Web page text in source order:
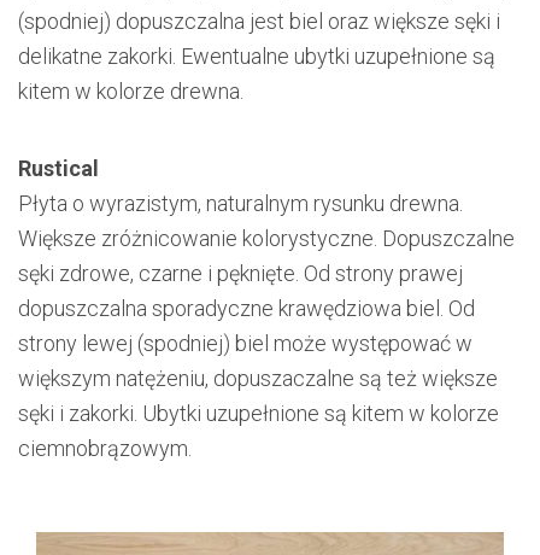
(spodniej) dopuszczalna jest biel oraz większe sęki i
delikatne zakorki. Ewentualne ubytki uzupełnione są
kitem w kolorze drewna.
Rustical
Płyta o wyrazistym, naturalnym rysunku drewna.
Większe zróżnicowanie kolorystyczne. Dopuszczalne
sęki zdrowe, czarne i pęknięte. Od strony prawej
dopuszczalna sporadyczne krawędziowa biel. Od
strony lewej (spodniej) biel może występować w
większym natężeniu, dopuszaczalne są też większe
sęki i zakorki. Ubytki uzupełnione są kitem w kolorze
ciemnobrązowym.